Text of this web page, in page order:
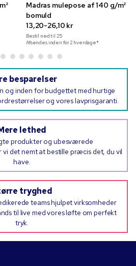
Madras mulepose af 140 g/m²
bomuld
13,20-26,10 kr
Bestil ned til 25
Afsendes inden for 2 hverdage*
besparelser
og inden for budgettet med hurtige
og vores lavprisgaranti.
lethed
produkter og ubesværede
det nemt at bestille præcis det, du vil
have.
tryghed
teams hjulpet virksomheder
til live med vores løfte om perfekt
tryk.